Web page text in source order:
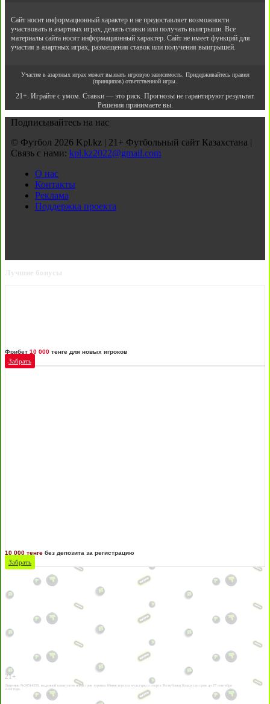
Сайт носит информационный характер и не предоставляет возможности
участвовать в азартных играх, делать ставки или получать выигрыши. Все
материалы сайта носят информационный характер. Сайт не имеет функций для
участия в азартных играх, размещения ставок или получения выигрышей.
Участие в азартных играх может вызвать игровую зависимость. Придерживайтесь правил
(принципов) ответственной игры.
21+. Играйте с умом. Ставки — это риск. Прогнозы не гарантируют результат.
Решения принимаете вы.
Подписывайтесь на нас
© Футбол 2026 Kpl.kz | 21+ Футбольный сайт Казахстана |
Связь с нами: kpl.kz2022@gmail.com
О нас
Контакты
Реклама
Поддержка проекта
Лучшие бонусы
Фрибет 10 000 тенге для новых игроков
Забрать
10 000 тенге без депозита за регистрацию
Забрать
21+
Лицензии №24514359, выданной комитетом индустрии туризма Министерства культуры и спорта Республики Казахстан срок до 27 сентября
2034 года.